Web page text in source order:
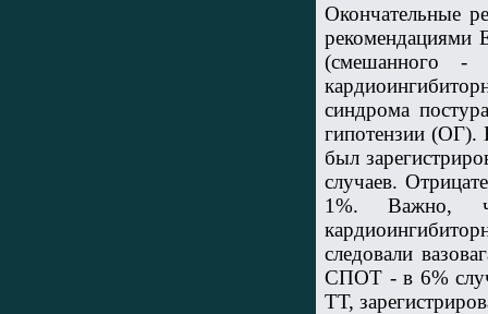
Окончательные
рекомендациями
(смешанного -
синдрома
гипотензии (ОГ).
был
случаев.
1%. Важно,
следовали
СПОТ - в 6%
ТТ,